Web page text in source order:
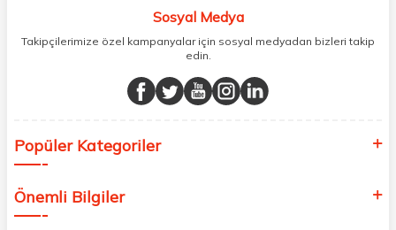
Sosyal Medya
Takipçilerimize özel kampanyalar için sosyal medyadan bizleri takip
edin.
Popüler Kategoriler
Önemli Bilgiler